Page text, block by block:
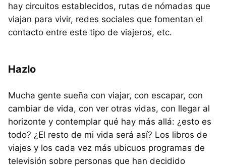
hay circuitos establecidos, rutas de nómadas que
viajan para vivir, redes sociales que fomentan el
contacto entre este tipo de viajeros, etc.
Hazlo
Mucha gente sueña con viajar, con escapar, con
cambiar de vida, con ver otras vidas, con llegar al
horizonte y contemplar qué hay más allá: ¿esto es
todo? ¿El resto de mi vida será así? Los libros de
viajes y los cada vez más ubicuos programas de
televisión sobre personas que han decidido